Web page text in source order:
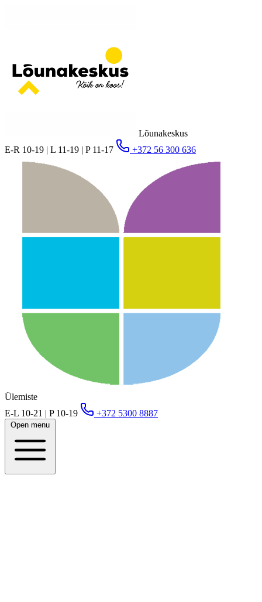
Lõunakeskus
E-R 10-19 | L 11-19 | P 11-17
+372 56 300 636
Ülemiste
E-L 10-21 | P 10-19
+372 5300 8887
Open menu